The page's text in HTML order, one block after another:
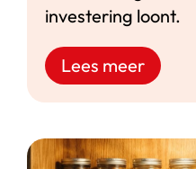
investering loont.
Lees meer